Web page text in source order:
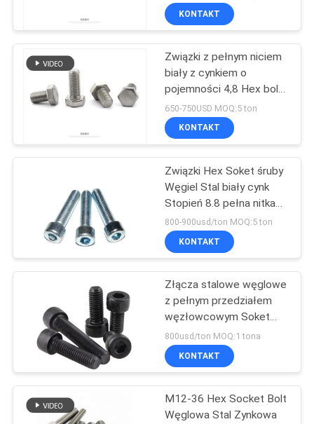
Sprężyna Stalowa
Sprężyna
Śruby kotwiące
fundamentu
32
KONTAKT
Związki z pełnym niciem
biały z cynkiem o
pojemności 4,8 Hex bolt
DIN933 M5-M24
650-750USD MOQ:5 ton
KONTAKT
Związki Hex Soket śruby
Węgiel Stal biały cynk
Stopień 8.8 pełna nitka
DIN 912
800-900usd/ton MOQ:5 ton
KONTAKT
Złącza stalowe węglowe
z pełnym przedziałem
węzłowcowym Soket
sześciokątny 8,8 Allen
Bolt klucz DIN912
M8x20
800usd/ton MOQ:1 tona
KONTAKT
M12-36 Hex Socket Bolt
Węglowa Stal Zynkowa